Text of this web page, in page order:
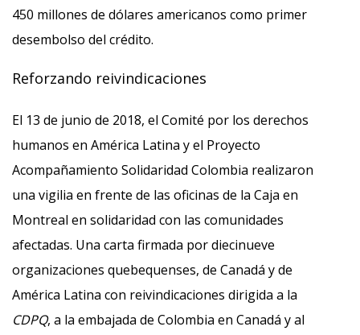
450 millones de dólares americanos como primer
desembolso del crédito.
Reforzando reivindicaciones
El 13 de junio de 2018, el Comité por los derechos
humanos en América Latina y el Proyecto
Acompañamiento Solidaridad Colombia realizaron
una vigilia en frente de las oficinas de la Caja en
Montreal en solidaridad con las comunidades
afectadas. Una carta firmada por diecinueve
organizaciones quebequenses, de Canadá y de
América Latina con reivindicaciones dirigida a la
CDPQ, a la embajada de Colombia en Canadá y al